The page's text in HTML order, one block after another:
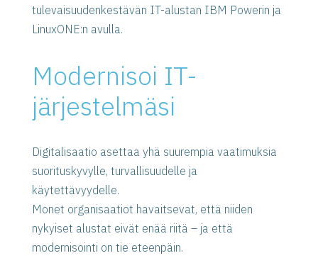
tulevaisuudenkestävän IT-alustan IBM Powerin ja
LinuxONE:n avulla.
Modernisoi IT-
järjestelmäsi
Digitalisaatio asettaa yhä suurempia vaatimuksia
suorituskyvylle, turvallisuudelle ja
käytettävyydelle.
Monet organisaatiot havaitsevat, että niiden
nykyiset alustat eivät enää riitä – ja että
modernisointi on tie eteenpäin.